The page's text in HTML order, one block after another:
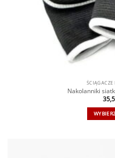
Nakolanniki